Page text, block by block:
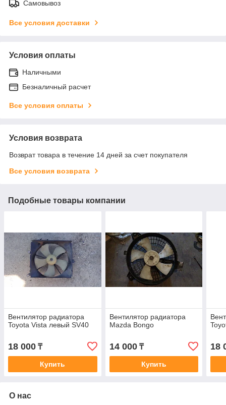
Самовывоз
Все условия доставки
Условия оплаты
Наличными
Безналичный расчет
Все условия оплаты
Условия возврата
Возврат товара в течение 14 дней за счет покупателя
Все условия возврата
Подобные товары компании
Вентилятор радиатора
Toyota Vista левый SV40
18 000 ₸
Купить
Вентилятор радиатора
Mazda Bongo
14 000₸
Купить
18
О нас